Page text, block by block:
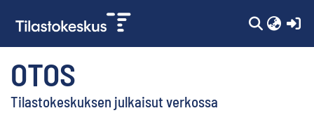
OTOS
Tilastokeskuksen julkaisut verkossa